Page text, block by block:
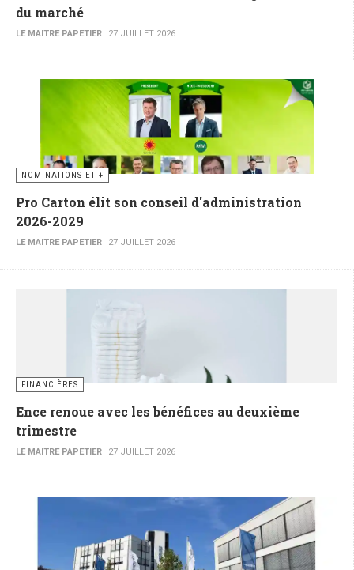
du marché
LE MAITRE PAPETIER 27 JUILLET 2026
NOMINATIONS ET +
Pro Carton élit son conseil d'administration
2026-2029
LE MAITRE PAPETIER 27 JUILLET 2026
FINANCIÈRES
Ence renoue avec les bénéfices au deuxième
trimestre
LE MAITRE PAPETIER 27 JUILLET 2026